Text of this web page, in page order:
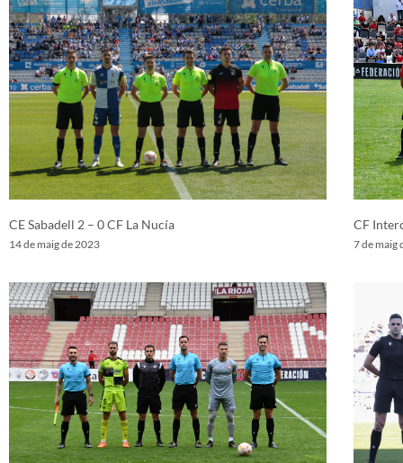
CE Sabadell 2 – 0 CF La Nucía
14 de maig de 2023
CF
7 de maig